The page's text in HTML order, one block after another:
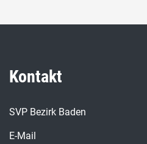
Kontakt
SVP Bezirk Baden
E-Mail